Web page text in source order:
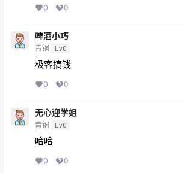
0 0
啤酒小巧
青铜 Lv0
极客搞钱
0 0
无心迎学姐
青铜 Lv0
哈哈
0 0